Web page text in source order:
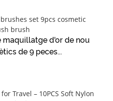
maquillatge d'or de nou
de 9 peces...